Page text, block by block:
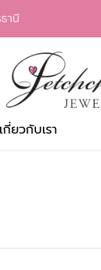
านี
เกี่ยวกับเรา